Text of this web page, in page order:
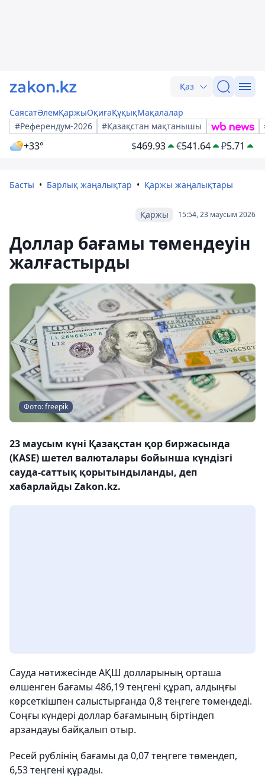
Қаз
СаясатӘлемҚаржыОқиғаҚұқықМақалалар
#Референдум-2026
#Қазақстан мақтанышы
+33° $469.93 €541.64 ₽5.71
Басты Барлық жаңалықтар Қаржы жаңалықтары
15:54, 23 маусым 2026
Қаржы
Доллар бағамы төмендеуін
жалғастырды
Фото: freepik
23 маусым күні Қазақстан қор биржасында
(KASE) шетел валюталары бойынша күндізгі
сауда-саттық қорытындыланды, деп
хабарлайды Zakon.kz.
Сауда нәтижесінде АҚШ долларының орташа
өлшенген бағамы 486,19 теңгені құрап, алдыңғы
көрсеткішпен салыстырғанда 0,8 теңгеге төмендеді.
Соңғы күндері доллар бағамының біртіндеп
арзандауы байқалып отыр.
Ресей рублінің бағамы да 0,07 теңгеге төмендеп,
6,53 теңгені құрады.